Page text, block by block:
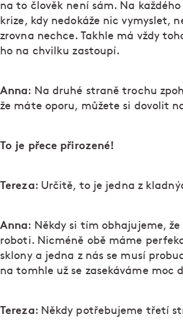
na to člověk není sám. Na
krize, kdy nedokáže nic vymyslet,
zrovna nechce. Takhle má vždy
ho na chvilku zastoupí.
Anna: Na druhé straně trochu
že máte oporu, můžete si dovolit
To je přece přirozené!
Tereza: Určitě, to je jedna z
Anna: Někdy si tím obhajujeme, že
roboti. Nicméně obě máme
sklony a jedna z nás se musí
na tomhle už se zasekáváme moc
Tereza: Někdy potřebujeme třetí